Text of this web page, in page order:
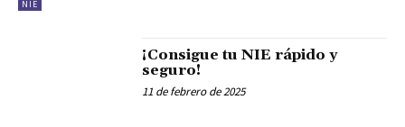
NIE
¡Consigue tu NIE rápido y
seguro!
11 de febrero de 2025